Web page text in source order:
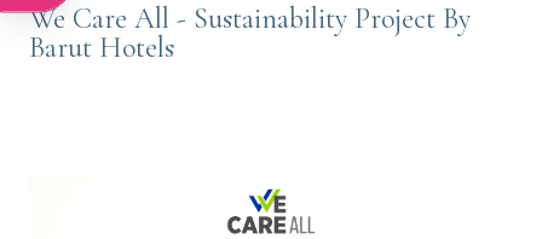
We Care All - Sustainability Project By
Barut Hotels